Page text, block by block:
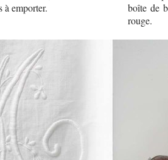
à emporter.
boîte de
rouge.